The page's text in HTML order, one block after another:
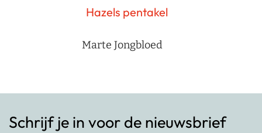
Hazels pentakel
Marte Jongbloed
Schrijf je in voor de nieuwsbrief